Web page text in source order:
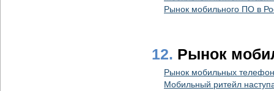
Рынок мобильного ПО в
12. Рынок
Рынок мобильных
Мобильный ритейл